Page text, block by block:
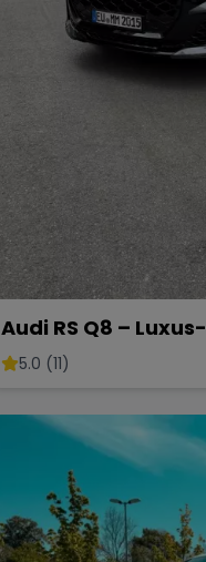
Audi RS Q8 –
PS5.0 (11)